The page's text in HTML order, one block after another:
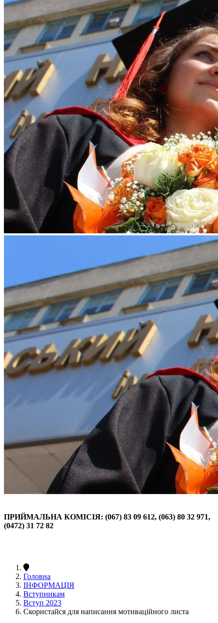
ПРИЙМАЛЬНА КОМІСІЯ: (067) 83 09 612, (063) 80 32 971,
(0472) 31 72 82
Головна
ІНФОРМАЦІЯ
Вступникам
Вступ 2023
Скористайся для написання мотиваційного листа